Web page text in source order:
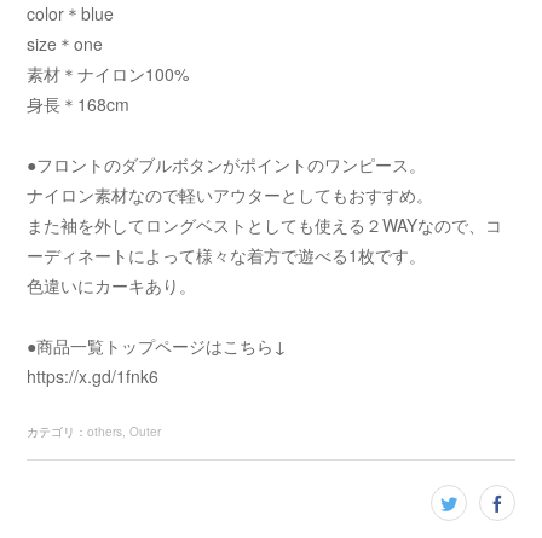
color＊blue
size＊one
素材＊ナイロン100%
身長＊168cm
●フロントのダブルボタンがポイントのワンピース。
ナイロン素材なので軽いアウターとしてもおすすめ。
また袖を外してロングベストとしても使える２WAYなので、コ
ーディネートによって様々な着方で遊べる1枚です。
色違いにカーキあり。
●商品一覧トップページはこちら↓
https://x.gd/1fnk6
カテゴリ ：others Outer